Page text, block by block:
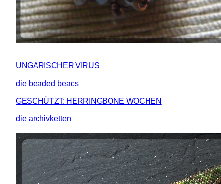
UNGARISCHER VIRUS
die beaded beads
GESCHÜTZT: HERRINGBONE WOCHEN
die archivketten